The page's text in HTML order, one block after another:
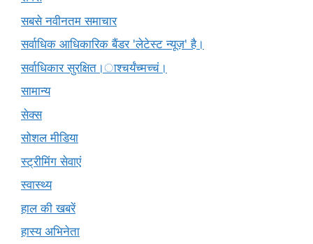
सबसे नवीनतम समाचार
सर्वाधिक आधिकारिक बैंडर 'लेटेस्ट न्यूज़' है।
सर्वाधिकार सुरक्षित।ाश्चर्यंच्मच्चं।
सामान्य
सेक्स
सोशल मीडिया
स्ट्रीमिंग सेवाएं
स्वास्थ्य
हाल की खबरें
हास्य अभिनेता